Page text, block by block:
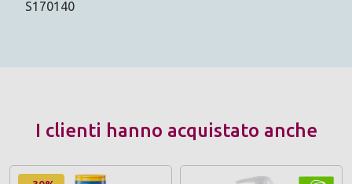
S170140
I clienti hanno acquistato anche